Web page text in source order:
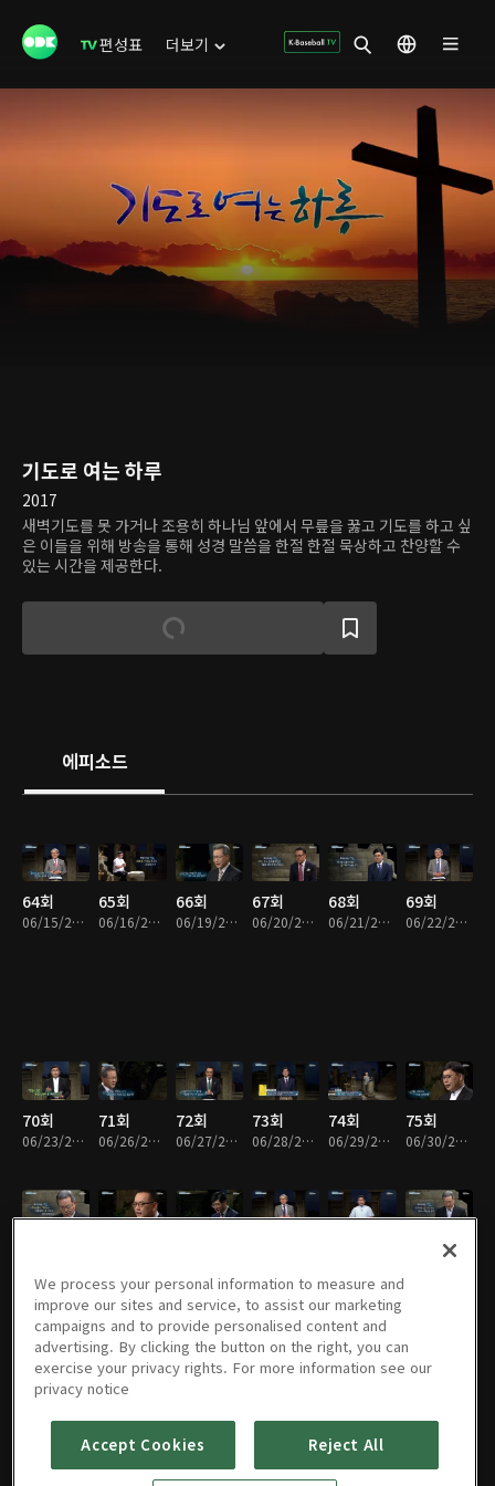
편성표 더보기
기도로 여는 하루
2017
새벽기도를 못 가거나 조용히 하나님 앞에서 무릎을 꿇고 기도를 하고 싶
은 이들을 위해 방송을 통해 성경 말씀을 한절 한절 묵상하고 찬양할 수
있는 시간을 제공한다.
에피소드
64회
06/15/2017 • 16분
65회
06/16/2017 • 16분
66회
06/19/2017 • 16분
67회
06/20/2017 • 16분
68회
06/21/2017 • 16분
69회
06/22/2017 • 16분
70회
06/23/2017 • 16분
71회
06/26/2017 • 16분
72회
06/27/2017 • 16분
73회
06/28/2017 • 16분
74회
06/29/2017 • 16분
75회
06/30/2017 • 16분
82회
07/11/2017 • 16분
83회 84회 85회 86회 87회
We process your personal information to measure and
improve our sites and service, to assist our marketing
campaigns and to provide personalised content and
advertising. By clicking the button on the right, you can
exercise your privacy rights. For more information see our
privacy notice
Accept Cookies Reject All